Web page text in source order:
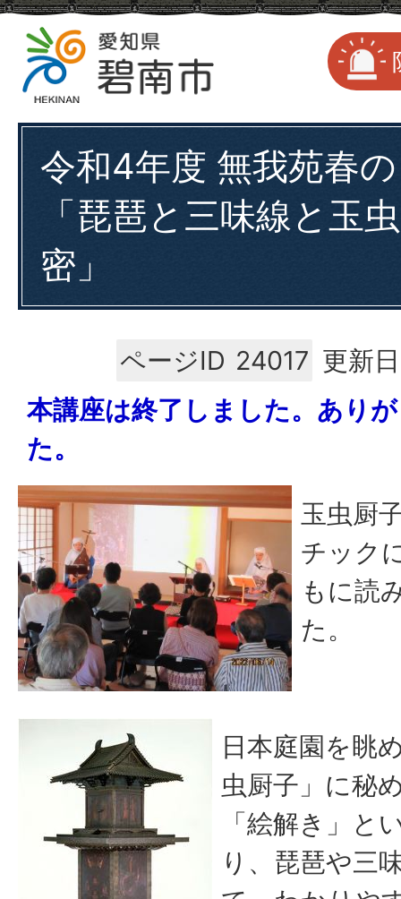
令和4年度 無我苑春
「琵琶と三味線と玉
密」
ページID 24017 更新
本講座は終了しました。あり
た。
玉虫厨
チック
もに読
た。
日本庭園を眺
虫厨子」に秘
「絵解き」と
り、琵琶や三